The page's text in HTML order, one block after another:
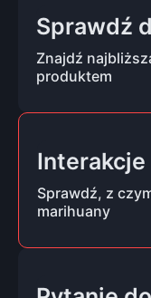
Sprawdź
Znajdź
produktem
Interakcje
Sprawdź, z
marihuany